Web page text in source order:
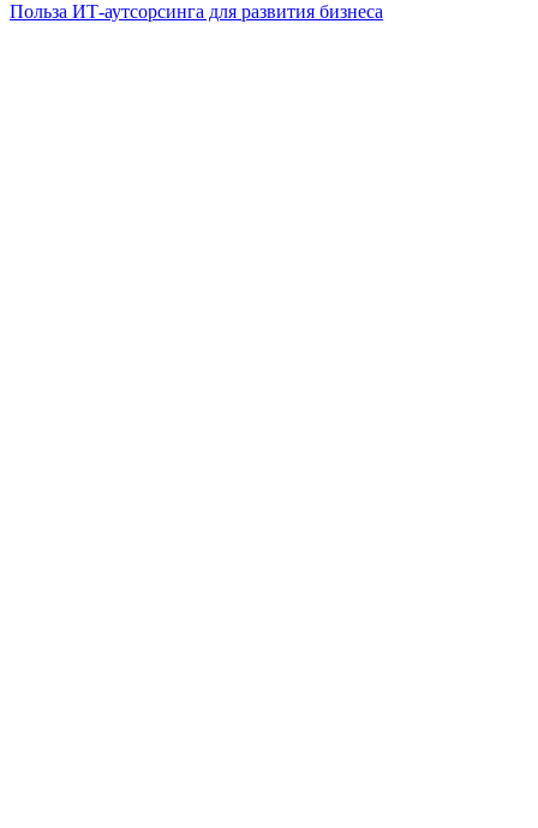
Польза ИТ-аутсорсинга для развития бизнеса